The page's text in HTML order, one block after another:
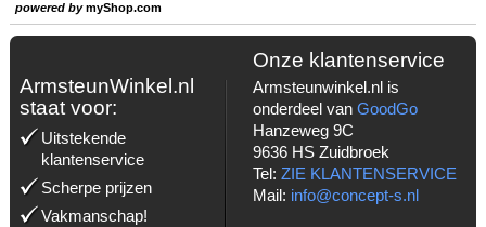
powered bymyShop.com
ArmsteunWinkel.nl
staat voor:
Uitstekende
klantenservice
Scherpe prijzen
Vakmanschap!
Onze klantenservice
Armsteunwinkel.nl is
onderdeel van GoodGo
Hanzeweg 9C
9636 HS Zuidbroek
Tel: ZIE KLANTENSERVICE
Mail: info@concept-s.nl